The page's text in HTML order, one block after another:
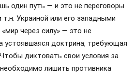
один путь — и это не переговоры
Украиной или его западными
через силу» — это не
устоявшаяся доктрина, требующая
диктовать свои условия за
лишить противника